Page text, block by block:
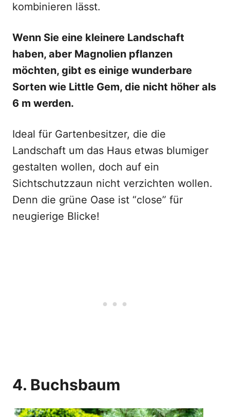
kombinieren lässt.
Wenn Sie eine kleinere Landschaft
haben, aber Magnolien pflanzen
möchten, gibt es einige wunderbare
Sorten wie Little Gem, die nicht höher als
6 m werden.
Ideal für Gartenbesitzer, die die
Landschaft um das Haus etwas blumiger
gestalten wollen, doch auf ein
Sichtschutzzaun nicht verzichten wollen.
Denn die grüne Oase ist “close” für
neugierige Blicke!
4. Buchsbaum